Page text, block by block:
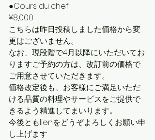
●Cours du chef
¥8,000
こちらは昨日投稿しました価格から変
更はございません。
なお、現段階で4月以降にいただいてお
りますご予約の方は、改訂前の価格で
ご用意させていただきます。
価格改定後も、お客様にご満足いただ
ける品質の料理やサービスをご提供で
きるよう精進してまいります。
今後ともlienをどうぞよろしくお願い申
し上げます